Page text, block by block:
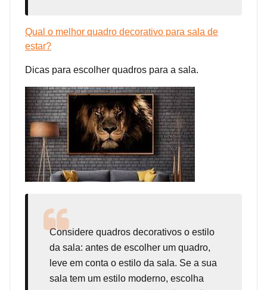
Qual o melhor quadro decorativo para sala de
estar?
Dicas para escolher quadros para a sala.
Considere quadros decorativos o estilo
da sala: antes de escolher um quadro,
leve em conta o estilo da sala. Se a sua
sala tem um estilo moderno, escolha